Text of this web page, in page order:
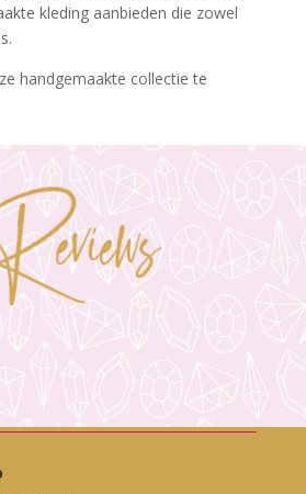
kleding aanbieden die zowel
handgemaakte collectie te